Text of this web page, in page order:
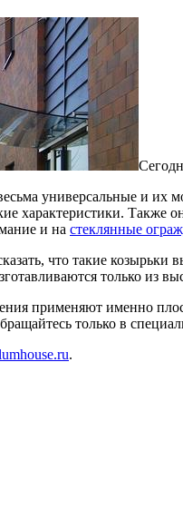
универсальные и их
характеристики.
и на стеклянные
что такие
только из
применяют именно
только в
.